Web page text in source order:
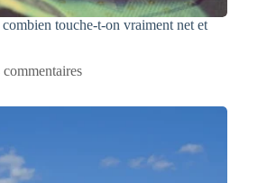
touche-t-on vraiment net et
commentaires